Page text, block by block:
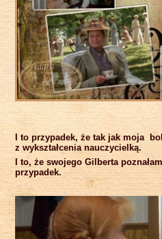
I to przypadek, że tak jak moja
z wykształcenia nauczycielką.
I to, że swojego Gilberta
przypadek.